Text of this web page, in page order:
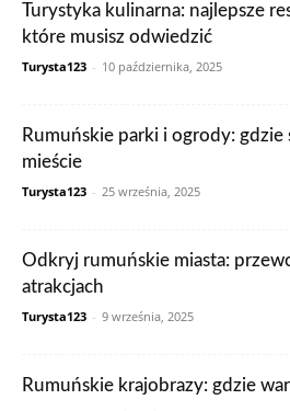
Turystyka kulinarna: najlepsze
które musisz odwiedzić
Turysta123 - 10 października, 2025
Rumuńskie parki i ogrody: gdzie
mieście
Turysta123 - 25 września, 2025
Odkryj rumuńskie miasta:
atrakcjach
Turysta123 - 9 września, 2025
Rumuńskie krajobrazy: gdzie